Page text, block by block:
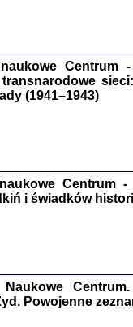
Centrum
(1941–1943)
Centrum
i świadków
Naukowe
Powojenne